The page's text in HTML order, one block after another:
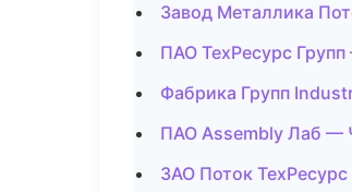
Завод Металлика
ПАО ТехРесурс
Фабрика Групп
ПАО Assembly Лаб —
ЗАО Поток